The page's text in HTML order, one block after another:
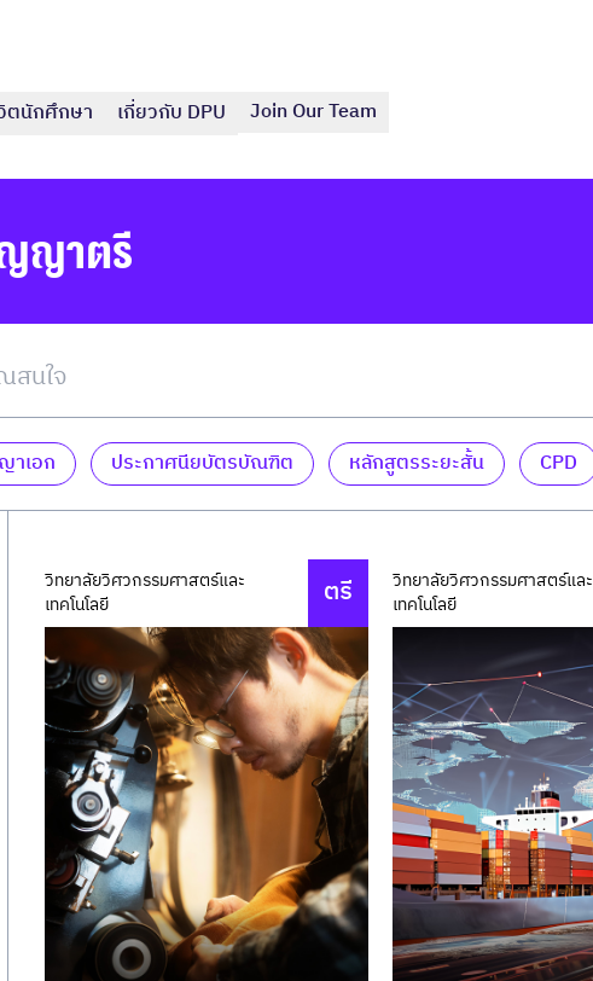
ตนักศึกษา เกี่ยวกับ DPU Join Our Team
ญาตรี
เอก ประกาศนียบัตรบัณฑิต หลักสูตรระยะสั้น CPD
วิทยาลัยวิศวกรรมศาสตร์และ
เทคโนโลยี
ตรี
วิทยาลัยวิศวกรรมศาสตร์และ
เทคโนโลยี